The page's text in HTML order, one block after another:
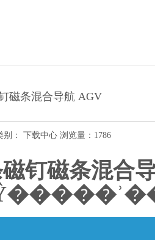
磁条混合导航 AGV
别： 下载中心 浏览量：1786
钉磁条混合